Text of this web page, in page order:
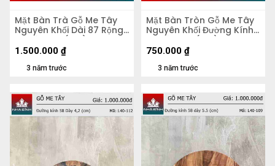
Mặt Bàn Trà Gỗ Me Tây
Nguyên Khối Dài 87 Rộng
50 Dày 5,4 (cm)
3 năm trước
1.500.000 ₫
Mặt Bàn Tròn Gỗ Me Tây
Nguyên Khối Đường Kính
56 Dày 4,8 (cm)
3 năm trước
750.000 ₫